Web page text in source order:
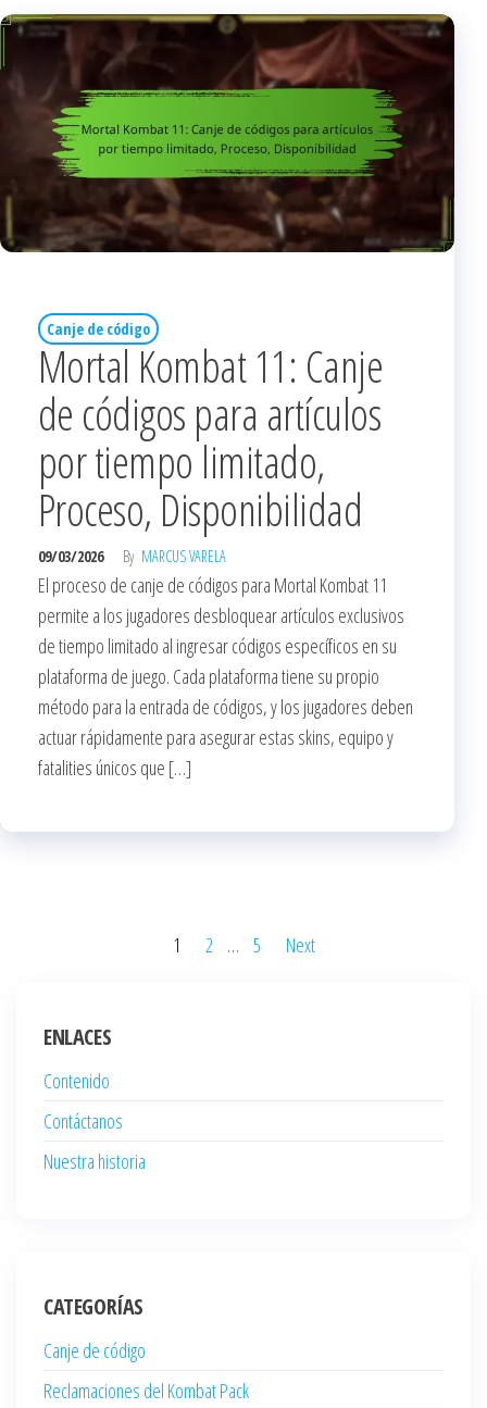
Canje de código
Mortal Kombat 11: Canje
de códigos para artículos
por tiempo limitado,
Proceso, Disponibilidad
09/03/2026 By MARCUS VARELA
El proceso de canje de códigos para Mortal Kombat 11
permite a los jugadores desbloquear artículos exclusivos
de tiempo limitado al ingresar códigos específicos en su
plataforma de juego. Cada plataforma tiene su propio
método para la entrada de códigos, y los jugadores deben
actuar rápidamente para asegurar estas skins, equipo y
fatalities únicos que […]
1 2 … 5 Next
ENLACES
Contenido
Contáctanos
Nuestra historia
CATEGORÍAS
Canje de código
Reclamaciones del Kombat Pack